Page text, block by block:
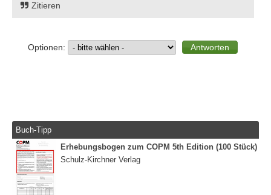
Zitieren
Optionen:
Buch-Tipp
Erhebungsbogen zum COPM 5th Edition (100 Stück)
Schulz-Kirchner Verlag